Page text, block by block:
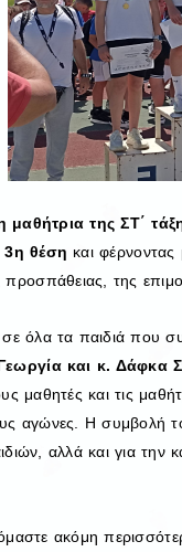
μαθήτρια της ΣΤ΄
3η θέση και
της
όλα τα παιδιά που
και κ. Δάφκα
μαθητές και τις
αγώνες. Η συμβολή
αλλά και για την
ακόμη